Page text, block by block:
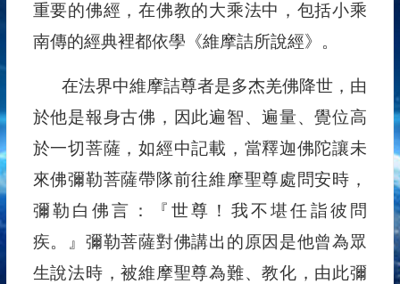
重要的佛經，在佛教的大乘法中，包括小乘
南傳的經典裡都依學《維摩詰所說經》。
在法界中維摩詰尊者是多杰羌佛降世，由
於他是報身古佛，因此遍智、遍量、覺位高
於一切菩薩，如經中記載，當釋迦佛陀讓未
來佛彌勒菩薩帶隊前往維摩聖尊處問安時，
彌勒白佛言：『世尊！我不堪任詣彼問
疾。』彌勒菩薩對佛講出的原因是他曾為眾
生說法時，被維摩聖尊為難、教化，由此彌